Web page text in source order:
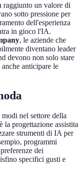
raggiunto un valore di
sotto pressione per
dell'esperienza
in gioco l'IA.
, le aziende che
diventano leader
devono non solo stare
anticipare le
nel settore della
progettazione assistita
strumenti di IA per
programmi
dei
specifici gusti e